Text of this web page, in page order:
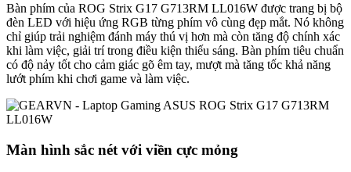
Bàn phím của ROG Strix G17 G713RM LL016W được trang bị bộ
đèn LED với hiệu ứng RGB từng phím vô cùng đẹp mắt. Nó không
chỉ giúp trải nghiệm đánh máy thú vị hơn mà còn tăng độ chính xác
khi làm việc, giải trí trong điều kiện thiếu sáng. Bàn phím tiêu chuẩn
có độ nảy tốt cho cảm giác gõ êm tay, mượt mà tăng tốc khả năng
lướt phím khi chơi game và làm việc.
Màn hình sắc nét với viền cực mỏng